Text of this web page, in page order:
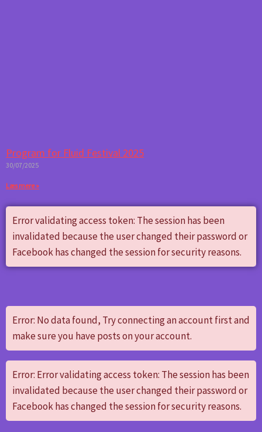
Program for Fluid Festival 2025
30/07/2025
Læs mere »
Error validating access token: The session has been
invalidated because the user changed their password or
Facebook has changed the session for security reasons.
Error: No data found, Try connecting an account first and
make sure you have posts on your account.
Error: Error validating access token: The session has been
invalidated because the user changed their password or
Facebook has changed the session for security reasons.